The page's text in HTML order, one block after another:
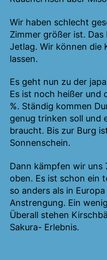
Wir haben schlecht
Zimmer größer ist.
Jetlag. Wir können die
lassen.
Es geht nun zu der
Es ist noch heißer und
%. Ständig kommen
genug trinken soll und
braucht. Bis zur Burg
Sonnenschein.
Dann kämpfen wir uns
oben. Es ist schon ein
so anders als in
Anstrengung. Ein
Überall stehen
Sakura- Erlebnis.